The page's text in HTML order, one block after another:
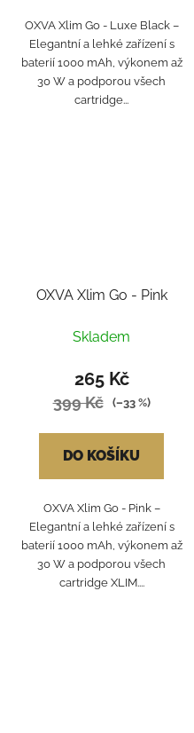
OXVA Xlim Go - Luxe Black –
Elegantní a lehké zařízení s
baterií 1000 mAh, výkonem až
30 W a podporou všech
cartridge...
OXVA Xlim Go - Pink
Skladem
265 Kč
399 Kč (–33 %)
DO KOŠÍKU
OXVA Xlim Go - Pink –
Elegantní a lehké zařízení s
baterií 1000 mAh, výkonem až
30 W a podporou všech
cartridge XLIM....